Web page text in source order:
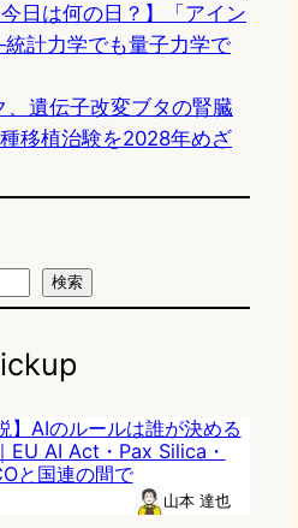
日は何の日？】「アイン
計力学でも量子力学で
、遺伝子改変ブタの腎臓
移植治験を2028年めざ
検索
】AIのルールは誰が決める
EU AI Act・Pax Silica・
と国連の間で
山本 達也